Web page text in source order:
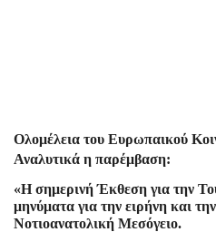
Ολομέλεια του Ευρωπαικού
Αναλυτικά η παρέμβαση:
«Η σημερινή Έκθεση για την
μηνύματα για την ειρήνη και
Νοτιοανατολική Μεσόγειο.